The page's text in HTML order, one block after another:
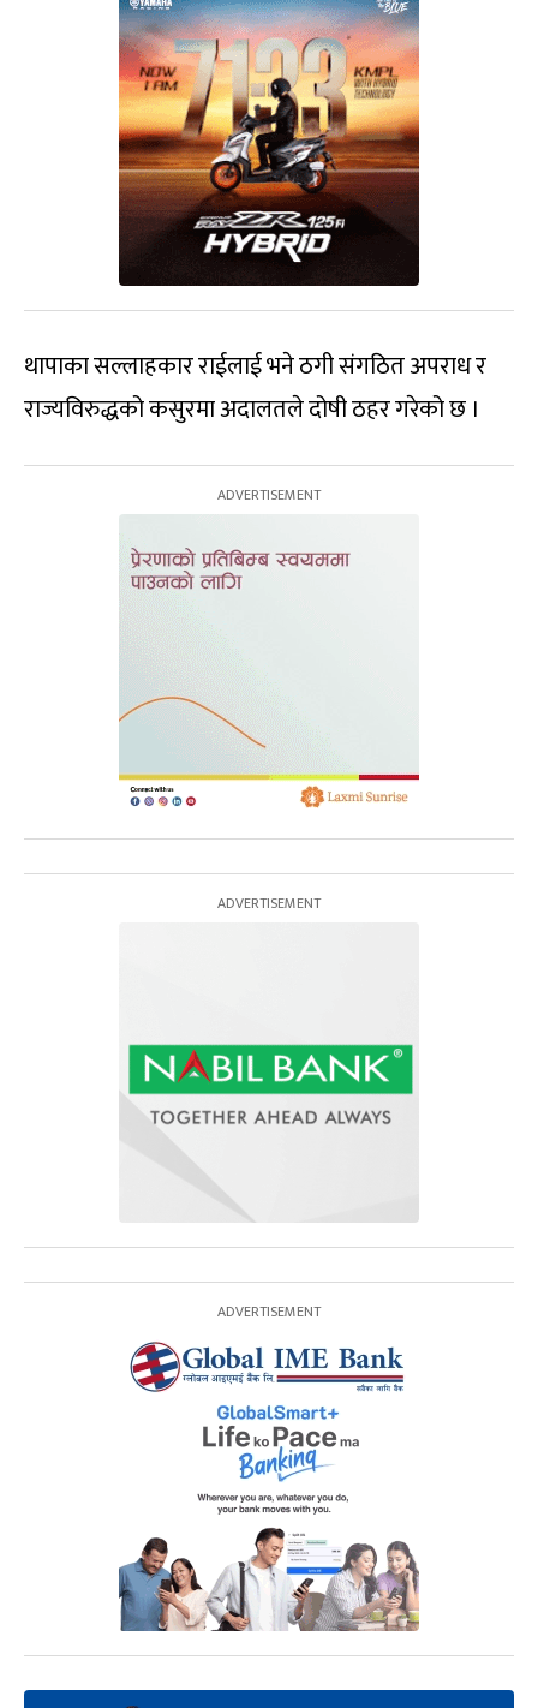
थापाका सल्लाहकार राईलाई भने ठगी संगठित अपराध र
राज्यविरुद्धको कसुरमा अदालतले दोषी ठहर गरेको छ ।